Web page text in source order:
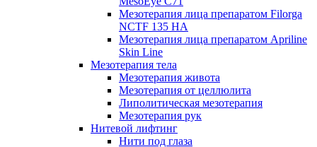
Мезотерапия лица препаратом Filorga
NCTF 135 HA
Мезотерапия лица препаратом Apriline
Skin Line
Мезотерапия тела
Мезотерапия живота
Мезотерапия от целлюлита
Липолитическая мезотерапия
Мезотерапия рук
Нитевой лифтинг
Нити под глаза